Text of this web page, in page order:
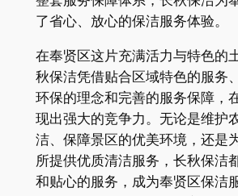
了省心、放心的保洁服务体验。​
在奉贤区这片充满活力与特色的
秋保洁凭借贴合区域特色的服务
环保的理念和完善的服务保障，
现出强大的竞争力。无论是维护
洁、保障景区的优美环境，还是
所提供优质清洁服务，长秋保洁
和贴心的服务，成为奉贤区保洁